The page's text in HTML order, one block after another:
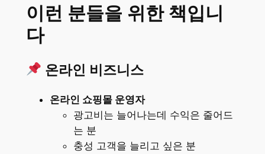
이런 분들을 위한 책입니
다
온라인 비즈니스
온라인 쇼핑몰 운영자
광고비는 늘어나는데 수익은 줄어드
는 분
충성 고객을 늘리고 싶은 분